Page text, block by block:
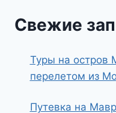
Свежие
Туры на остров
перелетом из
Путевка на